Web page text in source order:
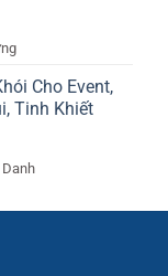
Cho Event,
Tinh Khiết